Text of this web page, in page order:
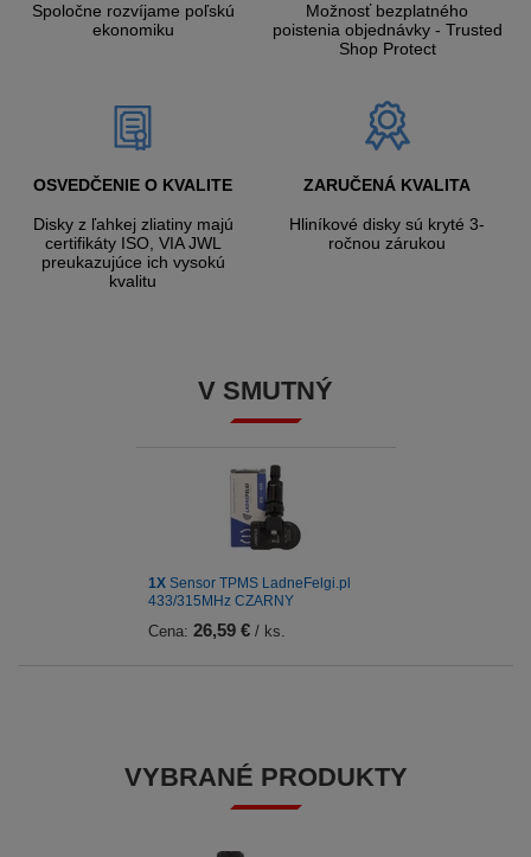
Spoločne rozvíjame poľskú
ekonomiku
Možnosť bezplatného
poistenia objednávky - Trusted
Shop Protect
OSVEDČENIE O KVALITE
Disky z ľahkej zliatiny majú
certifikáty ISO, VIA JWL
preukazujúce ich vysokú
kvalitu
ZARUČENÁ KVALITA
Hliníkové disky sú kryté 3-
ročnou zárukou
V SMUTNÝ
1X Sensor TPMS LadneFelgi.pl
433/315MHz CZARNY
Cena: 26,59 €/ ks.
VYBRANÉ PRODUKTY